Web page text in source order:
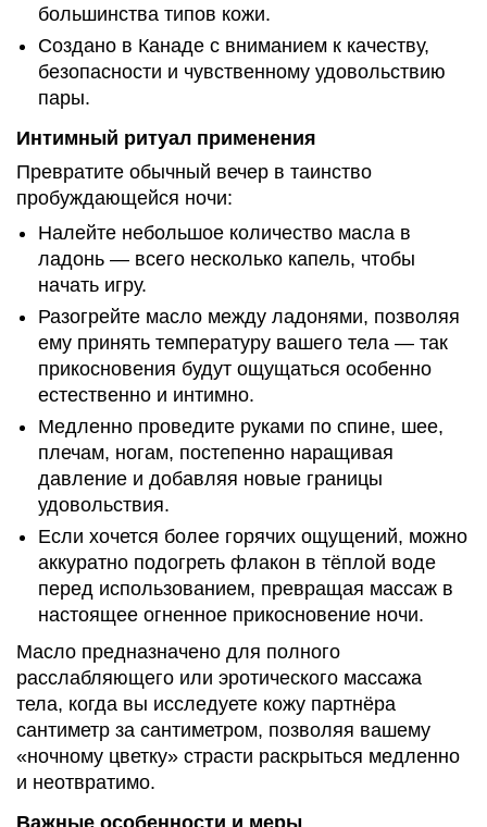
большинства типов кожи.
Создано в Канаде с вниманием к качеству,
безопасности и чувственному удовольствию
пары.
Интимный ритуал применения
Превратите обычный вечер в таинство
пробуждающейся ночи:
Налейте небольшое количество масла в
ладонь — всего несколько капель, чтобы
начать игру.
Разогрейте масло между ладонями, позволяя
ему принять температуру вашего тела — так
прикосновения будут ощущаться особенно
естественно и интимно.
Медленно проведите руками по спине, шее,
плечам, ногам, постепенно наращивая
давление и добавляя новые границы
удовольствия.
Если хочется более горячих ощущений, можно
аккуратно подогреть флакон в тёплой воде
перед использованием, превращая массаж в
настоящее огненное прикосновение ночи.
Масло предназначено для полного
расслабляющего или эротического массажа
тела, когда вы исследуете кожу партнёра
сантиметр за сантиметром, позволяя вашему
«ночному цветку» страсти раскрыться медленно
и неотвратимо.
Важные особенности и меры